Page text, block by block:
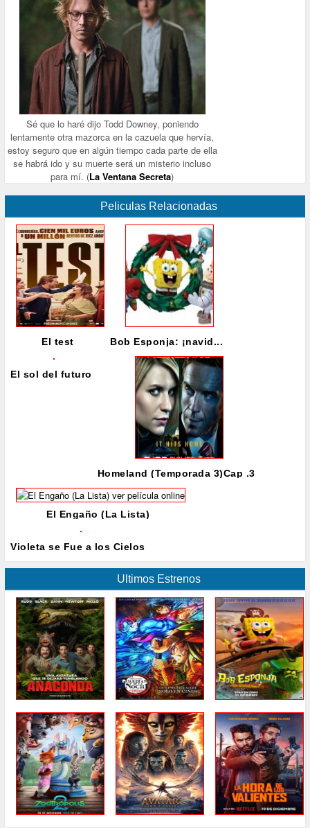
Sé que lo haré dijo Todd Downey, poniendo
lentamente otra mazorca en la cazuela que hervía,
estoy seguro que en algún tiempo cada parte de ella
se habrá ido y su muerte será un misterio incluso
para mí. (La Ventana Secreta)
Peliculas Relacionadas
El test Bob Esponja: ¡navid...
El sol del futuro
Homeland (Temporada 3)Cap .3
El Engaño (La Lista)
Violeta se Fue a los Cielos
Ultimos Estrenos